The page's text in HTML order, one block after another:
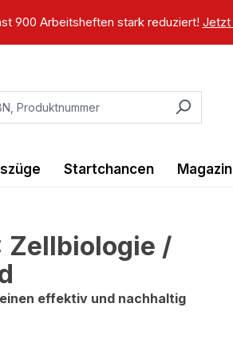
900 Arbeitsheften stark reduziert! Jetzt
Startchancen Magazin
Zellbiologie /
effektiv und nachhaltig